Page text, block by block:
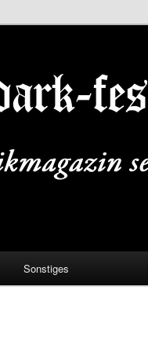
Sonstiges